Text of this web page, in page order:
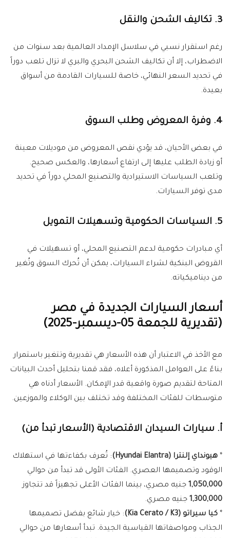
3. تكاليف الشحن والنقل
رغم استقرار نسبي في سلاسل الإمداد العالمية بعد سنوات من
الاضطراب، إلا أن تكاليف الشحن البحري والبري لا تزال تلعب دوراً
في تحديد السعر النهائي، خاصة للسيارات القادمة من أسواق
بعيدة.
4. وفرة المعروض وطلب السوق
في بعض الأحيان، قد يؤدي نقص المعروض من موديلات معينة
أو زيادة الطلب عليها إلى ارتفاع أسعارها، والعكس صحيح.
وتلعب السياسات الاستيرادية والتصنيع المحلي دوراً في تحديد
مدى توفر السيارات.
5. السياسات الحكومية وتسهيلات التمويل
أي مبادرات حكومية لدعم التصنيع المحلي، أو تسهيلات في
القروض البنكية لشراء السيارات، يمكن أن تُحرك السوق وتُغير
من ديناميكياته.
أسعار السيارات الجديدة في مصر
(تقديرية للجمعة 05-ديسمبر-2025)
مع الأخذ في الاعتبار أن هذه الأسعار هي تقديرية وتتغير باستمرار
بناءً على العوامل المذكورة أعلاه، فقد قمنا بتحليل أحدث البيانات
المتاحة لتقديم صورة واقعية قدر الإمكان. الأسعار أدناه هي
متوسطات للفئات المختلفة وقد تختلف بين الوكلاء والموزعين.
أ. سيارات السيدان الاقتصادية (الأسعار تبدأ من)
* هيونداي إلنترا (Hyundai Elantra)
: تُعرف بكفاءتها في استهلاك
الوقود وتصميمها العصري. الفئات الأولى قد تبدأ من حوالي
1,050,000 جنيه مصري، بينما الفئات الأعلى تجهيزاً قد تتجاوز
1,300,000 جنيه مصري.
* كيا سيراتو (Kia Cerato / K3)
: خيار شائع بفضل تصميمها
الجذاب ومواصفاتها القياسية الجيدة. تبدأ أسعارها من حوالي